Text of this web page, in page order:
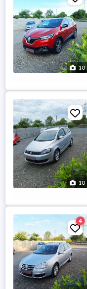
10
10
4